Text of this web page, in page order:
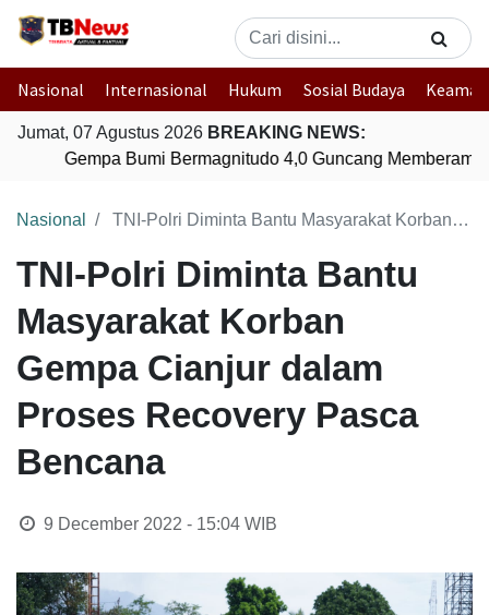
Nasional Internasional Hukum Sosial Budaya
Jumat, 07 Agustus 2026 BREAKING NEWS:
Gempa Bumi Bermagnitudo 4,0 Guncang Memberamo
Nasional TNI-Polri Diminta Bantu Masyarakat Korban Gempa Cianjur dalam Proses Recovery Pasca Bencana
TNI-Polri Diminta Bantu
Masyarakat Korban
Gempa Cianjur dalam
Proses Recovery Pasca
Bencana
9 December 2022 - 15:04WIB